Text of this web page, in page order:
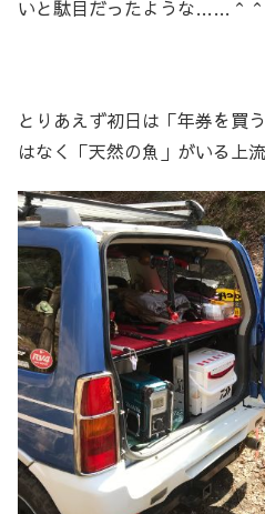
いと駄目だったような……＾＾
とりあえず初日は「年券を買
はなく「天然の魚」がいる上